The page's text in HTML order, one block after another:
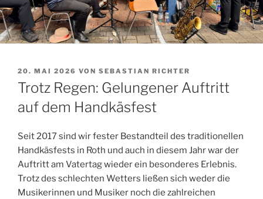
VERÖFFENTLICHT
AM
20. MAI 2026 VON SEBASTIAN RICHTER
Trotz Regen: Gelungener Auftritt
auf dem Handkäsfest
Seit 2017 sind wir fester Bestandteil des traditionellen
Handkäsfests in Roth und auch in diesem Jahr war der
Auftritt am Vatertag wieder ein besonderes Erlebnis.
Trotz des schlechten Wetters ließen sich weder die
Musikerinnen und Musiker noch die zahlreichen